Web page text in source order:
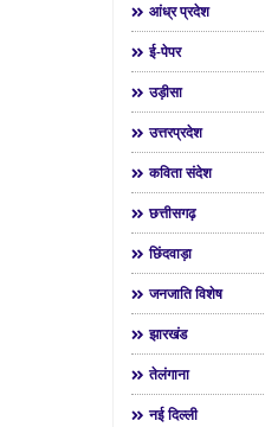
आंध्र प्रदेश
ई-पेपर
उड़ीसा
उत्तरप्रदेश
कविता संदेश
छत्तीसगढ़
छिंदवाड़ा
जनजाति विशेष
झारखंड
तेलंगाना
नई दिल्ली